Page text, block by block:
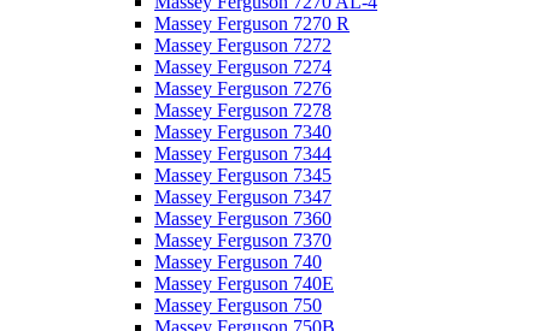
Massey Ferguson 7270 R
Massey Ferguson 7272
Massey Ferguson 7274
Massey Ferguson 7276
Massey Ferguson 7278
Massey Ferguson 7340
Massey Ferguson 7344
Massey Ferguson 7345
Massey Ferguson 7347
Massey Ferguson 7360
Massey Ferguson 7370
Massey Ferguson 740
Massey Ferguson 740E
Massey Ferguson 750
Massey Ferguson 750B